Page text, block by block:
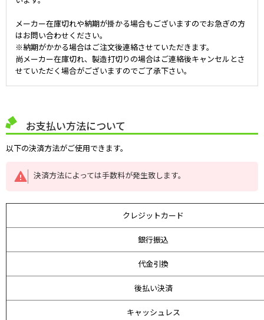
メーカー在庫切れや納期が掛かる場合もございますのでお急ぎの方
はお問い合わせください。
※納期がかかる場合はご注文後連絡させていただきます。
尚メーカー在庫切れ、製造打切りの場合はご連絡後キャンセルとさ
せていただく場合がございますのでご了承下さい。
お支払い方法について
以下の決済方法がご使用できます。
決済方法によっては手数料が発生致します。
クレジットカード
銀行振込
代金引換
後払い決済
キャッシュレス